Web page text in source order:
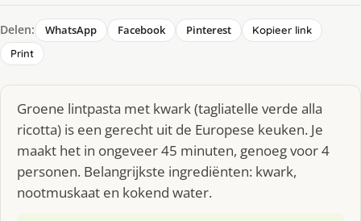
Delen: WhatsApp Facebook Pinterest
Kopieer link
Print
Groene lintpasta met kwark (tagliatelle verde alla
ricotta) is een gerecht uit de Europese keuken. Je
maakt het in ongeveer 45 minuten, genoeg voor 4
personen. Belangrijkste ingrediënten: kwark,
nootmuskaat en kokend water.